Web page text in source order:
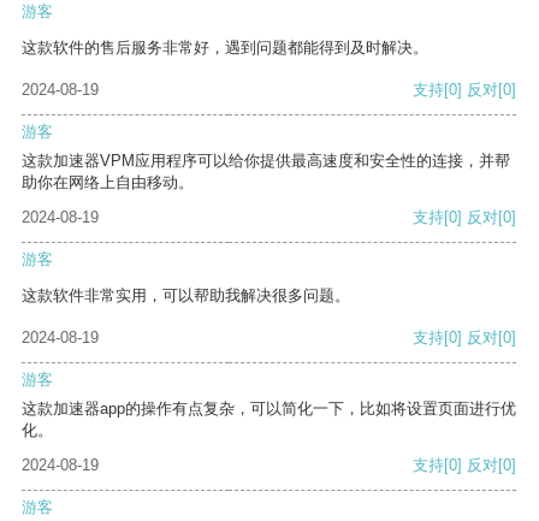
游客
这款软件的售后服务非常好，遇到问题都能得到及时解决。
2024-08-19 支持[0] 反对[0]
游客
这款加速器VPM应用程序可以给你提供最高速度和安全性的连接，并帮
助你在网络上自由移动。
2024-08-19
支持[0] 反对[0]
游客
这款软件非常实用，可以帮助我解决很多问题。
2024-08-19 支持[0] 反对[0]
游客
这款加速器app的操作有点复杂，可以简化一下，比如将设置页面进行优
化。
2024-08-19
支持[0] 反对[0]
游客